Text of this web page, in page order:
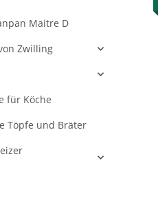
Maitre D
Zwilling
für Köche
Töpfe und Bräter